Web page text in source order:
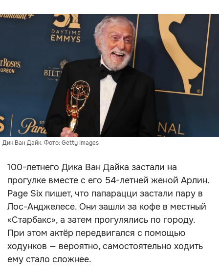
Дик Ван Дайк. Фото: Getty Images
100-летнего Дика Ван Дайка застали на
прогулке вместе с его 54-летней женой Арлин.
Page Six пишет, что папарацци застали пару в
Лос-Анджелесе. Они зашли за кофе в местный
«Старбакс», а затем прогулялись по городу.
При этом актёр передвигался с помощью
ходунков — вероятно, самостоятельно ходить
ему стало сложнее.